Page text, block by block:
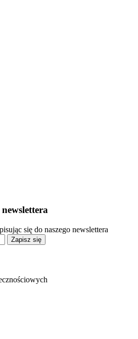
się do naszego newslettera
Zapisz się